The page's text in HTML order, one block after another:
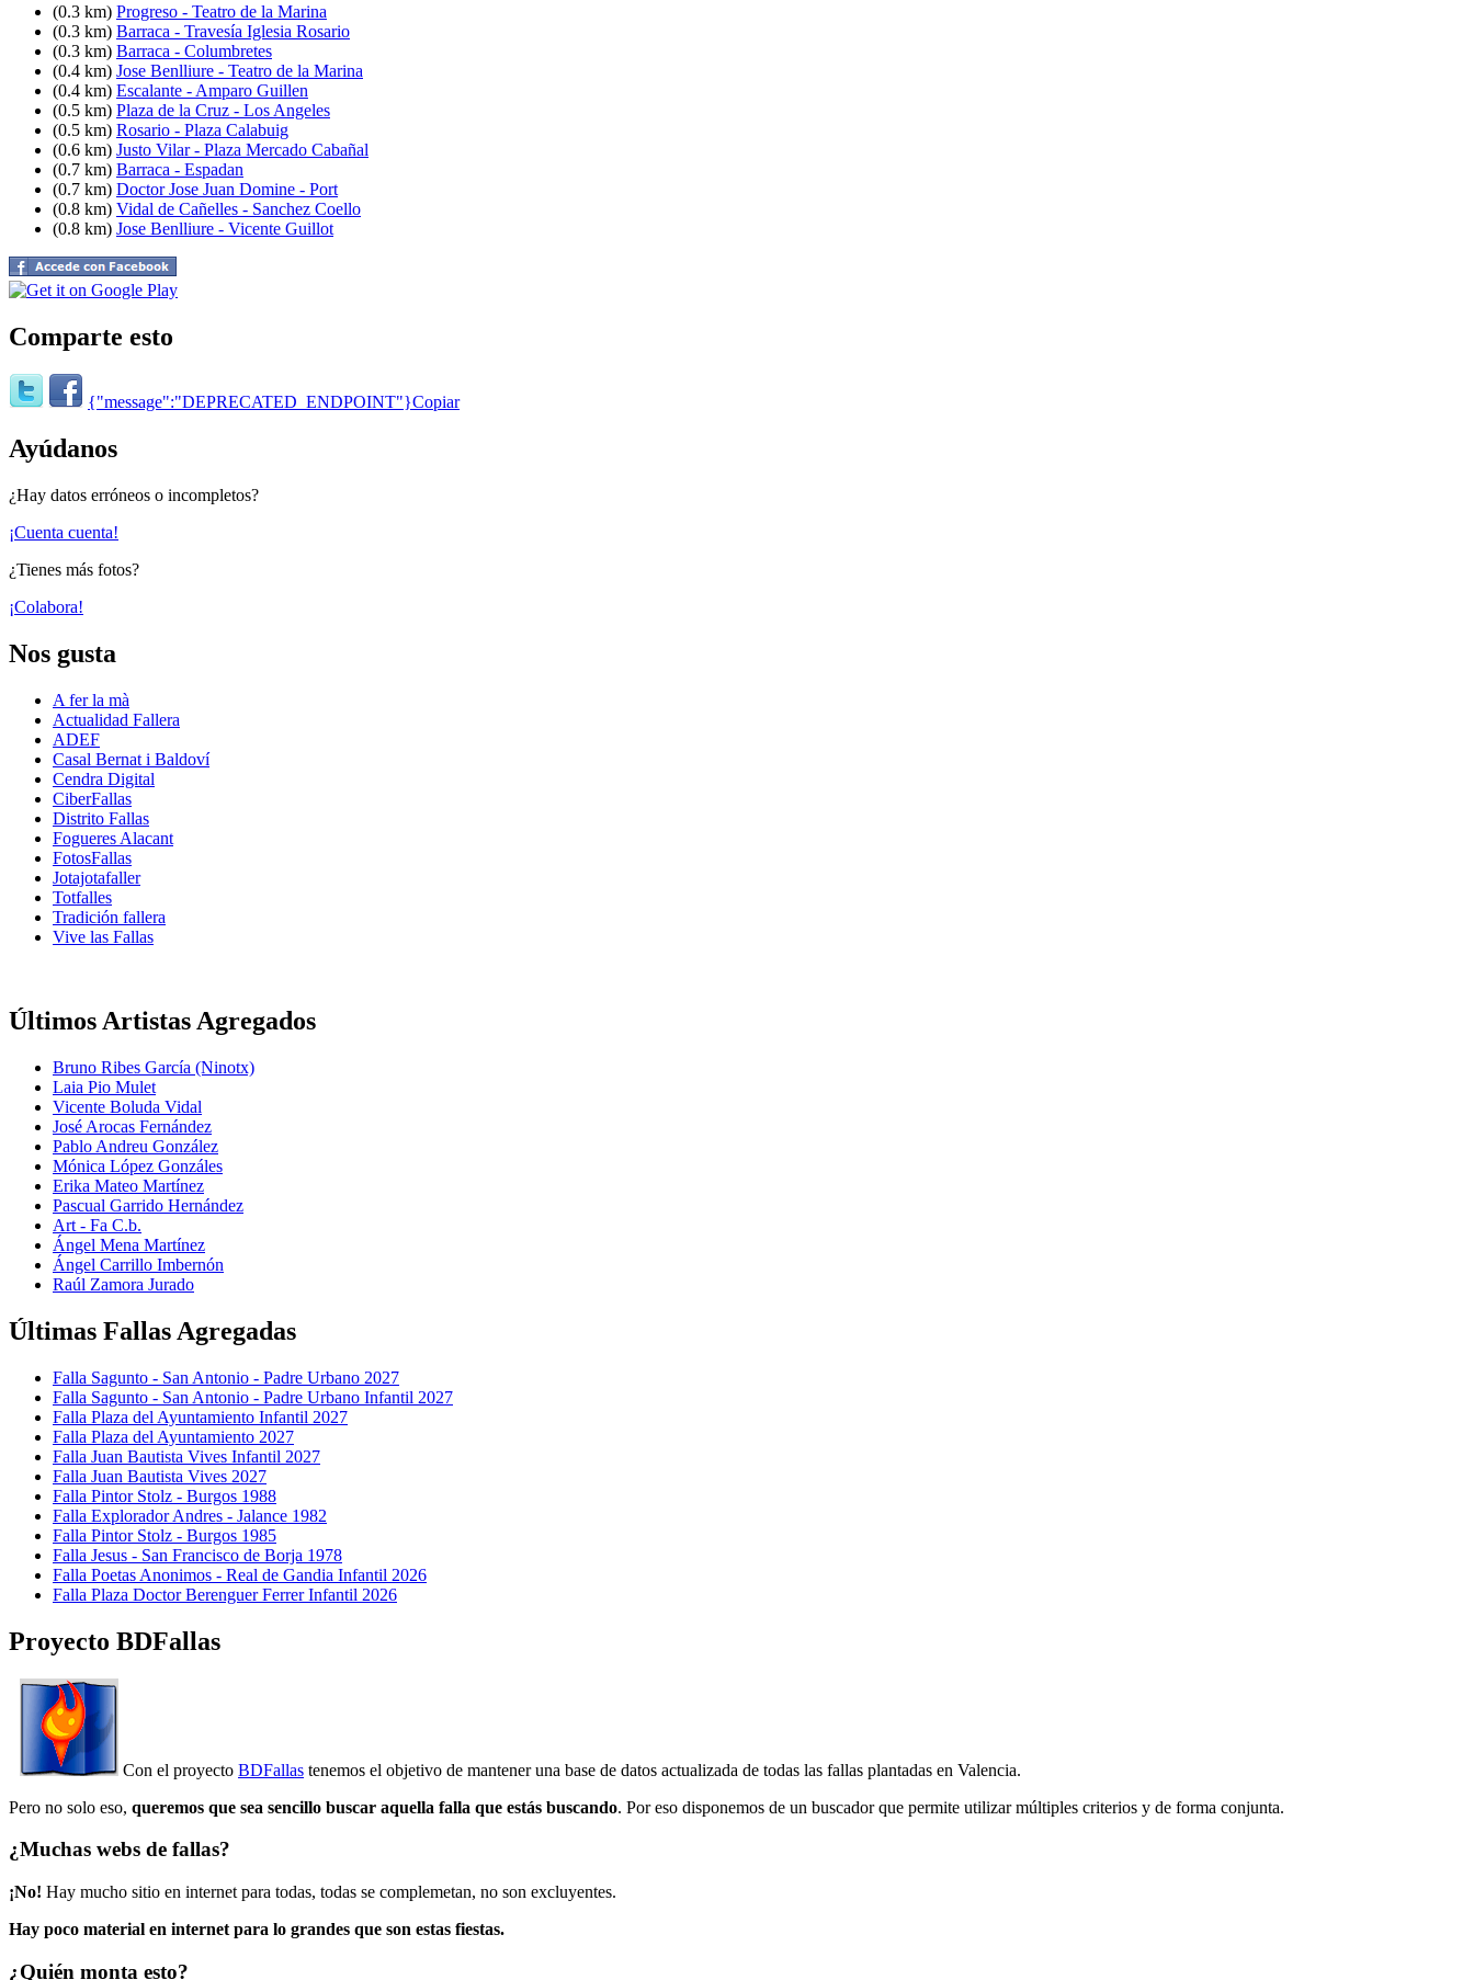
(0.3 km) Progreso - Teatro de la Marina
(0.3 km) Barraca - Travesía Iglesia Rosario
(0.3 km) Barraca - Columbretes
(0.4 km) Jose Benlliure - Teatro de la Marina
(0.4 km) Escalante - Amparo Guillen
(0.5 km) Plaza de la Cruz - Los Angeles
(0.5 km) Rosario - Plaza Calabuig
(0.6 km) Justo Vilar - Plaza Mercado Cabañal
(0.7 km) Barraca - Espadan
(0.7 km) Doctor Jose Juan Domine - Port
(0.8 km) Vidal de Cañelles - Sanchez Coello
(0.8 km) Jose Benlliure - Vicente Guillot
Comparte esto
{"message":"DEPRECATED_ENDPOINT"}Copiar
Ayúdanos
¿Hay datos erróneos o incompletos?
¡Cuenta cuenta!
¿Tienes más fotos?
¡Colabora!
Nos gusta
A fer la mà
Actualidad Fallera
ADEF
Casal Bernat i Baldoví
Cendra Digital
CiberFallas
Distrito Fallas
Fogueres Alacant
FotosFallas
Jotajotafaller
Totfalles
Tradición fallera
Vive las Fallas
Últimos Artistas Agregados
Bruno Ribes García (Ninotx)
Laia Pio Mulet
Vicente Boluda Vidal
José Arocas Fernández
Pablo Andreu González
Mónica López Gonzáles
Erika Mateo Martínez
Pascual Garrido Hernández
Art - Fa C.b.
Ángel Mena Martínez
Ángel Carrillo Imbernón
Raúl Zamora Jurado
Últimas Fallas Agregadas
Falla Sagunto - San Antonio - Padre Urbano 2027
Falla Sagunto - San Antonio - Padre Urbano Infantil 2027
Falla Plaza del Ayuntamiento Infantil 2027
Falla Plaza del Ayuntamiento 2027
Falla Juan Bautista Vives Infantil 2027
Falla Juan Bautista Vives 2027
Falla Pintor Stolz - Burgos 1988
Falla Explorador Andres - Jalance 1982
Falla Pintor Stolz - Burgos 1985
Falla Jesus - San Francisco de Borja 1978
Falla Poetas Anonimos - Real de Gandia Infantil 2026
Falla Plaza Doctor Berenguer Ferrer Infantil 2026
Proyecto BDFallas
Con el proyecto BDFallas tenemos el objetivo de mantener una base de datos actualizada de todas las fallas plantadas en Valencia.
Pero no solo eso, queremos que sea sencillo buscar aquella falla que estás buscando. Por eso disponemos de un buscador que permite utilizar múltiples criterios y de forma conjunta.
¿Muchas webs de fallas?
¡No! Hay mucho sitio en internet para todas, todas se complemetan, no son excluyentes.
Hay poco material en internet para lo grandes que son estas fiestas.
¿Quién monta esto?